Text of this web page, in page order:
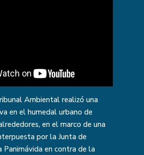
Ambiental realizó una
en el humedal urbano de
en el marco de una
por la Junta de
Panimávida en contra de la